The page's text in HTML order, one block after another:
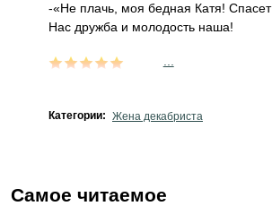
-«Не плачь, моя бедная Катя! Спасет
Нас дружба и молодость наша!
Категории: Жена декабриста
Самое читаемое